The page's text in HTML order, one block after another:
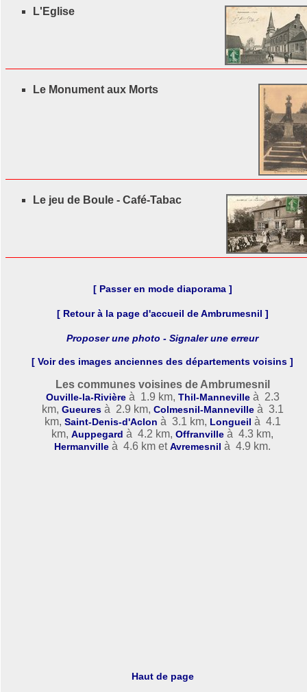
L'Eglise
Le Monument aux Morts
Le jeu de Boule - Café-Tabac
[ Passer en mode diaporama ]
[ Retour à la page d'accueil de Ambrumesnil ]
Proposer une photo - Signaler une erreur
[ Voir des images anciennes des départements voisins ]
Les communes voisines de Ambrumesnil
Ouville-la-Rivière à 1.9 km, Thil-Manneville à 2.3
km, Gueures à 2.9 km, Colmesnil-Manneville à 3.1
km, Saint-Denis-d'Aclon à 3.1 km, Longueil à 4.1
km,Auppegard à 4.2 km,Offranville à 4.3 km,
Hermanville à 4.6 km etAvremesnil à 4.9 km.
Haut de page